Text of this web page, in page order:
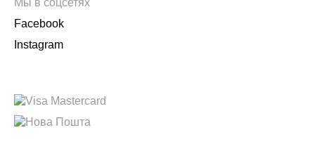
Мы в соцсетях
Facebook
Instagram